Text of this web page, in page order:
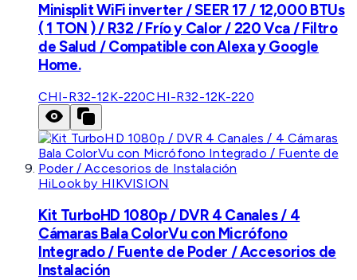
Minisplit WiFi inverter / SEER 17 / 12,000 BTUs
( 1 TON ) / R32 / Frío y Calor / 220 Vca / Filtro
de Salud / Compatible con Alexa y Google
Home.
CHI-R32-12K-220CHI-R32-12K-220
HiLook by HIKVISION
Kit TurboHD 1080p / DVR 4 Canales / 4
Cámaras Bala ColorVu con Micrófono
Integrado / Fuente de Poder / Accesorios de
Instalación